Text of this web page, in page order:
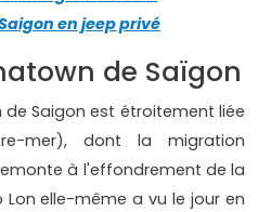
en jeep privé
de Saïgon
Saigon est étroitement liée
mer), dont la migration
à l'effondrement de la
Lon elle-même a vu le jour en